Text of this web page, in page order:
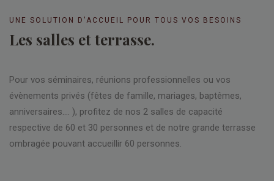
UNE SOLUTION D'ACCUEIL POUR TOUS VOS BESOINS
Les salles et terrasse.
Pour vos séminaires, réunions professionnelles ou vos
évènements privés (fêtes de famille, mariages, baptêmes,
anniversaires…. ), profitez de nos 2 salles de capacité
respective de 60 et 30 personnes et de notre grande terrasse
ombragée pouvant accueillir 60 personnes.